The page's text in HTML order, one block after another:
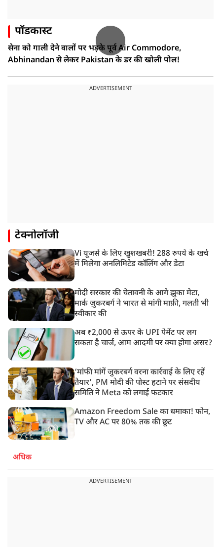
पॉडकास्ट
सेना को गाली देने वालों पर भड़के पूर्व Air Commodore,
Abhinandan से लेकर Pakistan के डर की खोली पोल!
ADVERTISEMENT
टेक्नोलॉजी
Vi यूजर्स के लिए खुशखबरी! 288 रुपये के खर्च
में मिलेगा अनलिमिटेड कॉलिंग और डेटा
मोदी सरकार की चेतावनी के आगे झुका मेटा,
मार्क ज़ुकरबर्ग ने भारत से मांगी माफ़ी, गलती भी
स्वीकार की
अब ₹2,000 से ऊपर के UPI पेमेंट पर लग
सकता है चार्ज, आम आदमी पर क्या होगा असर?
‘मांफी मांगें जुकरबर्ग वरना कार्रवाई के लिए रहें
तैयार’, PM मोदी की पोस्ट हटाने पर संसदीय
समिति ने Meta को लगाई फटकार
Amazon Freedom Sale का धमाका! फोन,
TV और AC पर 80% तक की छूट
अधिक
ADVERTISEMENT